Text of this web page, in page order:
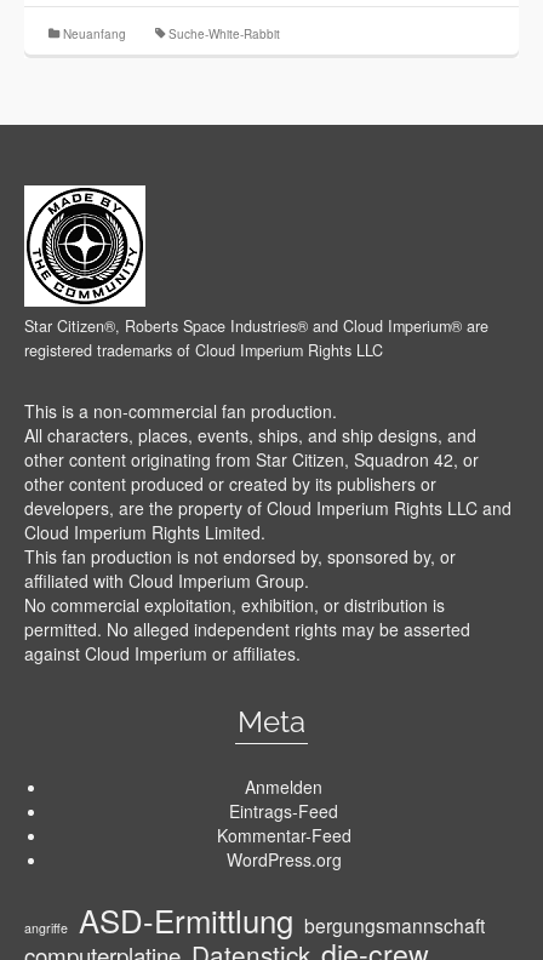
Neuanfang Suche-White-Rabbit
Star Citizen®, Roberts Space Industries® and Cloud Imperium® are
registered trademarks of Cloud Imperium Rights LLC
This is a non-commercial fan production.
All characters, places, events, ships, and ship designs, and
other content originating from Star Citizen, Squadron 42, or
other content produced or created by its publishers or
developers, are the property of Cloud Imperium Rights LLC and
Cloud Imperium Rights Limited.
This fan production is not endorsed by, sponsored by, or
affiliated with Cloud Imperium Group.
No commercial exploitation, exhibition, or distribution is
permitted. No alleged independent rights may be asserted
against Cloud Imperium or affiliates.
Meta
Anmelden
Eintrags-Feed
Kommentar-Feed
WordPress.org
angriffe ASD-Ermittlung bergungsmannschaft